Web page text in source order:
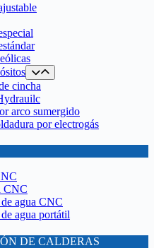
cincha
arco sumergido
por electrogás
CNC
agua CNC
agua portátil
DE CALDERAS